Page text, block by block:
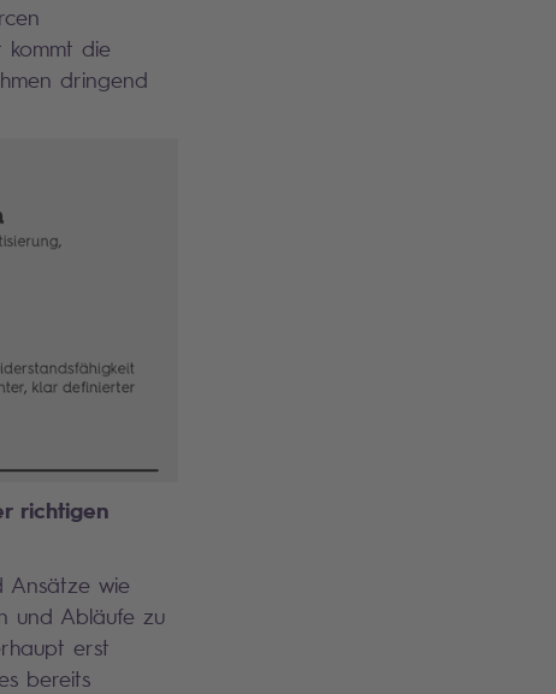
kommt die
dringend
richtigen
Ansätze wie
und Abläufe zu
erst
bereits